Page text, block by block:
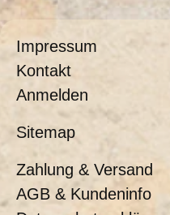
Impressum
Kontakt
Anmelden
Sitemap
Zahlung & Versand
AGB & Kundeninfo